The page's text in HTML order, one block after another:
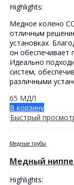
Highlights:
Медное колено
отличным
установках.
он обеспечивает
Идеально
систем,
различными
65 МДЛ
В корзину
Быстрый
Медные трубы
Медный
Highlights: